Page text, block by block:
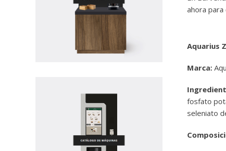
ahora
Aquarius
Marca:
fosfato
seleniato